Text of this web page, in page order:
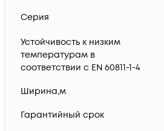
Серия
Устойчивость к низким
температурам в
соответствии с EN 60811-1-4
Ширина,м
Гарантийный срок